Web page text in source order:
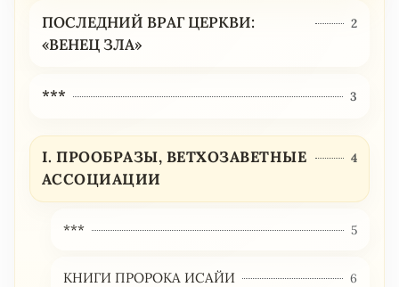
ПОСЛЕДНИЙ ВРАГ ЦЕРКВИ:
«ВЕНЕЦ ЗЛА»
2
*** 3
I. ПРООБРАЗЫ, ВЕТХОЗАВЕТНЫЕ
АССОЦИАЦИИ
4
*** 5
КНИГИ ПРОРОКА ИСАЙИ 6